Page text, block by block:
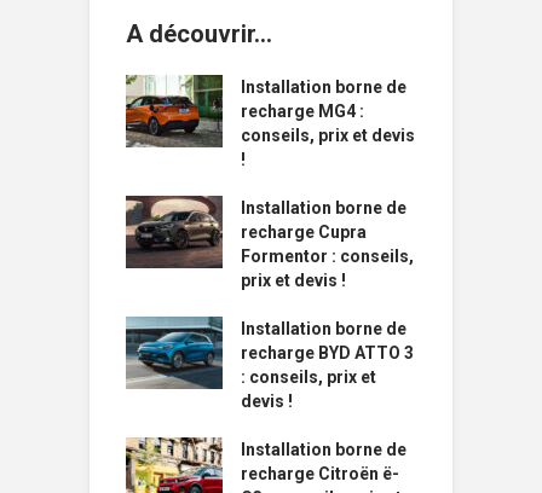
A découvrir…
Installation borne de
recharge MG4 :
conseils, prix et devis
!
Installation borne de
recharge Cupra
Formentor : conseils,
prix et devis !
Installation borne de
recharge BYD ATTO 3
: conseils, prix et
devis !
Installation borne de
recharge Citroën ë-